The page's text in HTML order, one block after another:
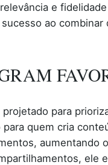
e
ao
para
quem cria
aumentando
ele